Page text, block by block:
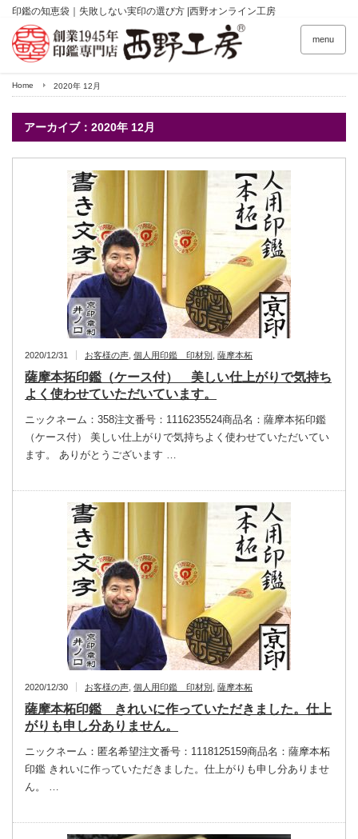
印鑑の知恵袋｜失敗しない実印の選び方 |西野オンライン工房
menu
Home 2020年 12月
アーカイブ：2020年 12月
2020/12/31 お客様の声 個人用印鑑 印材別 薩摩本柘
薩摩本拓印鑑（ケース付） 美しい仕上がりで気持ち
よく使わせていただいています。
ニックネーム：358注文番号：1116235524商品名：薩摩本拓印鑑
（ケース付） 美しい仕上がりで気持ちよく使わせていただいてい
ます。 ありがとうございます …
2020/12/30 お客様の声 個人用印鑑 印材別 薩摩本柘
薩摩本柘印鑑 きれいに作っていただきました。仕上
がりも申し分ありません。
ニックネーム：匿名希望注文番号：1118125159商品名：薩摩本柘
印鑑 きれいに作っていただきました。仕上がりも申し分ありませ
ん。 …